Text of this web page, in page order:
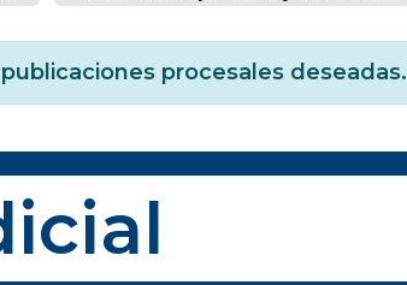
procesales deseadas.